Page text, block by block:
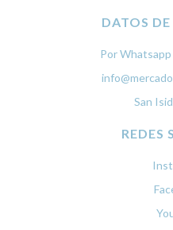
DATOS
Por
San
REDES